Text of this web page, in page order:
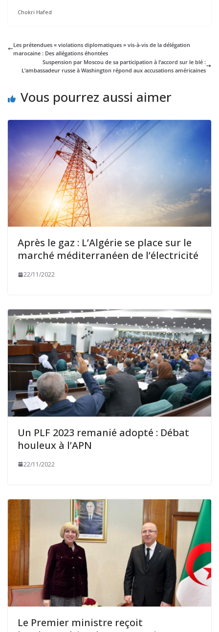
Chokri Hafed
Les prétendues « violations diplomatiques » vis-à-vis de la délégation
marocaine : Des allégations éhontées
Suspension par Moscou de sa participation à l’accord sur le blé :
L’ambassadeur russe à Washington répond aux accusations américaines
Vous pourrez aussi aimer
Après le gaz : L’Algérie se place sur le
marché méditerranéen de l’électricité
22/11/2022
Un PLF 2023 remanié adopté : Débat
houleux à l’APN
22/11/2022
Le Premier ministre reçoit